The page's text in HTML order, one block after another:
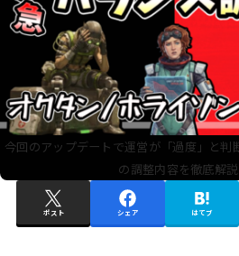
今回のアップデートで運営が「過度」と判
の調整内容を徹底解説
ポスト シェア はてブ